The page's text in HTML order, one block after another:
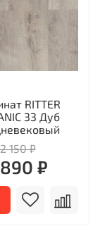
RITTER
33 Дуб
2 150 ₽
₽